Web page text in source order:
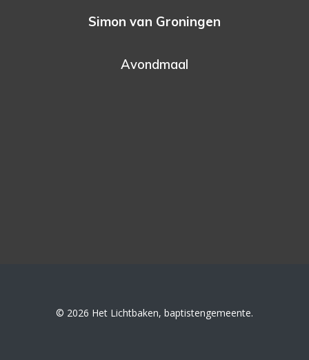
Simon van Groningen
Avondmaal
© 2026 Het Lichtbaken, baptistengemeente.